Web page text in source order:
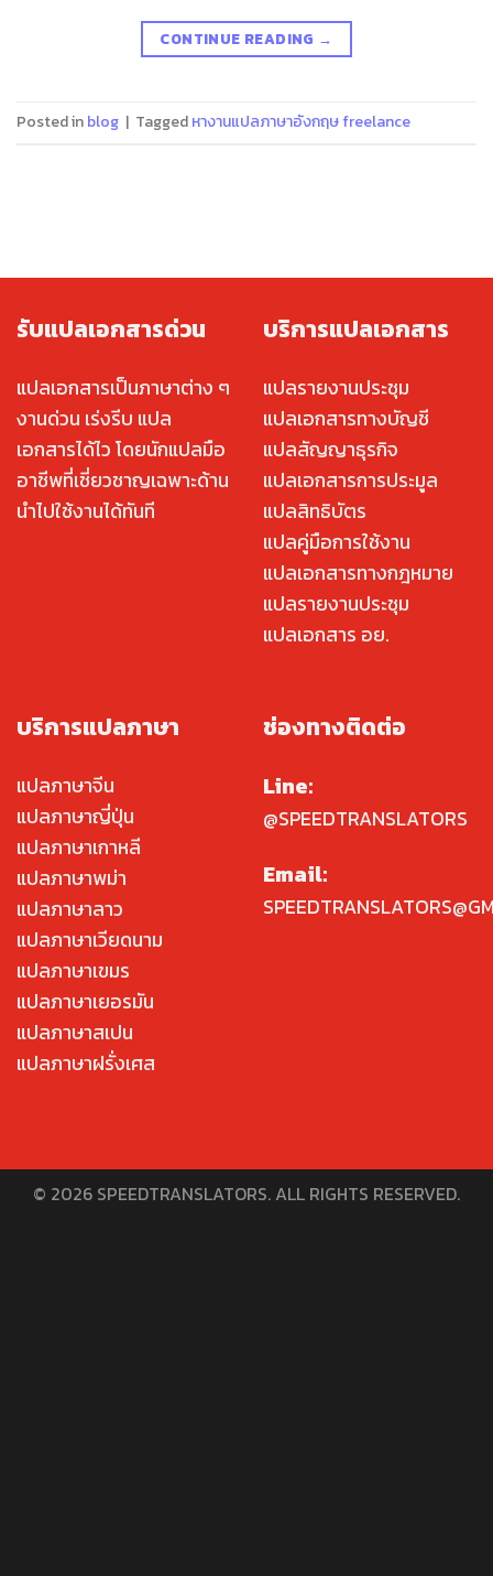
CONTINUE READING →
Posted inblog | Taggedหางานแปลภาษาอังกฤษ freelance
รับแปลเอกสารด่วน
แปลเอกสารเป็นภาษาต่าง ๆ
งานด่วน เร่งรีบ แปล
เอกสารได้ไว โดยนักแปลมือ
อาชีพที่เชี่ยวชาญเฉพาะด้าน
นำไปใช้งานได้ทันที
บริการแปลเอกสาร
แปลรายงานประชุม
แปลเอกสารทางบัญชี
แปลสัญญาธุรกิจ
แปลเอกสารการประมูล
แปลสิทธิบัตร
แปลคู่มือการใช้งาน
แปลเอกสารทางกฎหมาย
แปลรายงานประชุม
แปลเอกสาร อย.
บริการแปลภาษา
แปลภาษาจีน
แปลภาษาญี่ปุ่น
แปลภาษาเกาหลี
แปลภาษาพม่า
แปลภาษาลาว
แปลภาษาเวียดนาม
แปลภาษาเขมร
แปลภาษาเยอรมัน
แปลภาษาสเปน
แปลภาษาฝรั่งเศส
ช่องทางติดต่อ
Line:
@SPEEDTRANSLATORS
Email:
© 2026 SPEEDTRANSLATORS. ALL RIGHTS RESERVED.